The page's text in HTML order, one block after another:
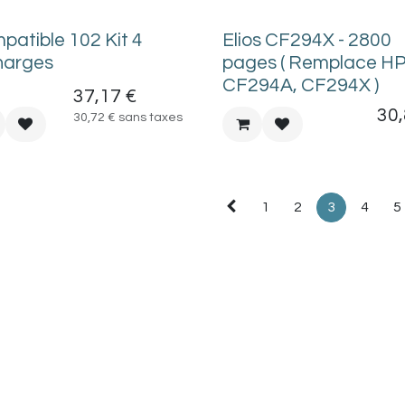
102 Kit 4
37,17 €
30,72 € sans taxes
Elios CF294X - 2800
pages ( Remplace HP
CF294A, CF294X )
1 2 3 4 5